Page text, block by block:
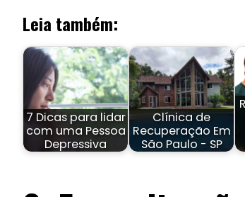
Leia também:
7 Dicas para lidar
com uma Pessoa
Depressiva
Clínica de
Recuperação Em
São Paulo - SP